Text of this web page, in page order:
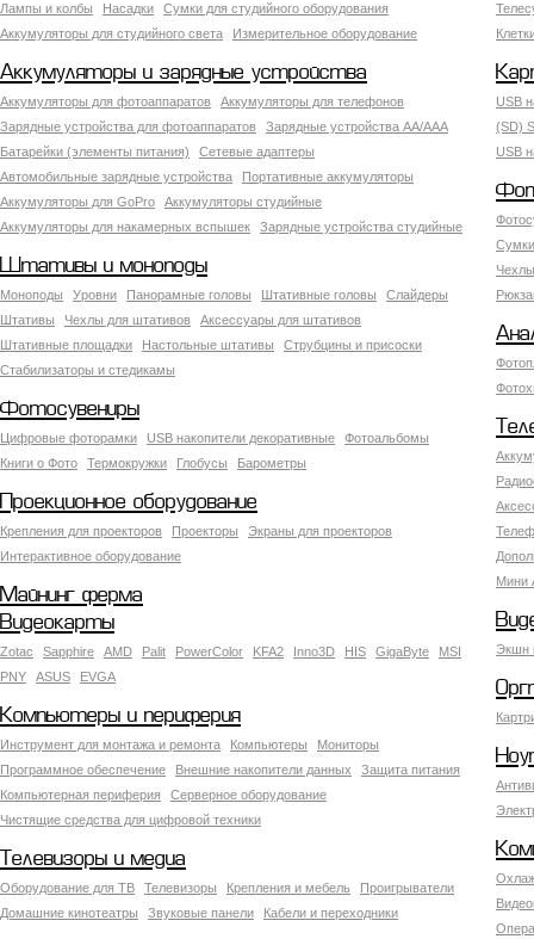
Лампы и колбы
Насадки
Сумки для студийного оборудования
Аккумуляторы для студийного света
Измерительное оборудование
Аккумуляторы и зарядные устройства
Аккумуляторы для фотоаппаратов
Аккумуляторы для телефонов
Зарядные устройства для фотоаппаратов
Зарядные устройства AA/AAA
Батарейки (элементы питания)
Сетевые адаптеры
Автомобильные зарядные устройства
Портативные аккумуляторы
Аккумуляторы для GoPro
Аккумуляторы студийные
Аккумуляторы для накамерных вспышек
Зарядные устройства студийные
USB
(SD)
USB
Штативы и моноподы
Моноподы Уровни Панорамные головы Штативные головы
Слайдеры
Штативы
Чехлы для штативов
Аксессуары для штативов
Штативные площадки
Настольные штативы
Струбцины и присоски
Стабилизаторы и стедикамы
Фотосувениры
Цифровые фоторамки USB накопители декоративные
Фотоальбомы
Книги о Фото
Термокружки Глобусы Барометры
Мини
Проекционное оборудование
Крепления для проекторов Проекторы
Экраны для проекторов
Интерактивное оборудование
Майнинг ферма
Экшн
Видеокарты
Zotac Sapphire AMD Palit PowerColor KFA2 Inno3D HIS GigaByte
MSI
PNY
ASUS EVGA
Компьютеры и периферия
Инструмент для монтажа и ремонта Компьютеры
Мониторы
Программное обеспечение
Внешние накопители данных
Защита питания
Компьютерная периферия
Серверное оборудование
Чистящие средства для цифровой техники
Телевизоры и медиа
Оборудование для ТВ Телевизоры Крепления и мебель
Проигрыватели
Домашние кинотеатры
Звуковые панели Кабели и переходники